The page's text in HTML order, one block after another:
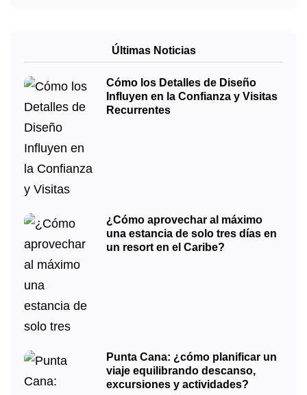
Últimas Noticias
Cómo los Detalles de Diseño
Influyen en la Confianza y Visitas
Recurrentes
¿Cómo aprovechar al máximo
una estancia de solo tres días en
un resort en el Caribe?
Punta Cana: ¿cómo planificar un
viaje equilibrando descanso,
excursiones y actividades?